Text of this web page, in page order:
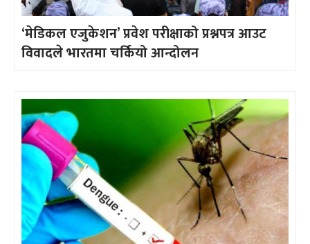
‘मेडिकल एजुकेशन’ प्रवेश परीक्षाको प्रश्नपत्र आउट
विवादले भारतमा चर्कियो आन्दोलन